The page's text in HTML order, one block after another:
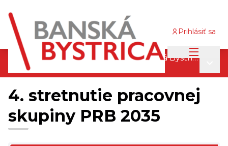
Prihlásiť sa
Program rozvoja bývania mesta Banská Bystrica 2035
Stretnutia pracovných skupín
4. stretnutie pracovnej
skupiny PRB 2035